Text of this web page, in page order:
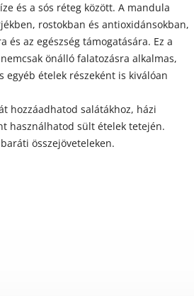
és a sós réteg között. A mandula
rostokban és antioxidánsokban,
és az egészség támogatására. Ez a
önálló falatozásra alkalmas,
egyéb ételek részeként is kiválóan
hozzáadhatod salátákhoz, házi
használhatod sült ételek tetején.
összejöveteleken.